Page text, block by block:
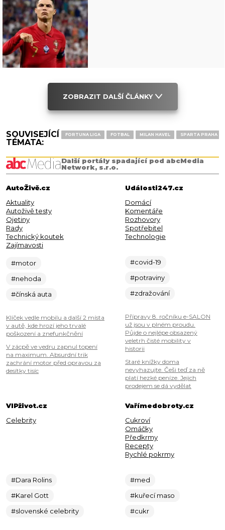
ZOBRAZIT DALŠÍ ČLÁNKY
SOUVISEJÍCÍ
TÉMATA:
FORTUNA LIGA FOTBAL MILAN HAVEL SPARTA PRAHA
Další portály spadající pod abcMedia
Network, s.r.o.
AutoŽivě.cz
Aktuality
Autoživě testy
Ojetiny
Rady
Technický koutek
Zajímavosti
#motor
#nehoda
#čínská auta
Klíček vedle mobilu a další 2 místa
v autě, kde hrozí jeho trvalé
poškození a znefunkčnění
V zácpě ve vedru zapnul topení
na maximum. Absurdní trik
zachrání motor před opravou za
desítky tisíc
Události247.cz
Domácí
Komentáře
Rozhovory
Spotřebitel
Technologie
#covid-19
#potraviny
#zdražování
Přípravy 8. ročníku e-SALON
už jsou v plném proudu.
Půjde o nejlépe obsazený
veletrh čisté mobility v
historii
Staré knížky doma
nevyhazujte. Češi teď za ně
platí hezké peníze. Jejich
prodejem se dá vydělat
VIPživot.cz
Celebrity
#Dara Rolins
#Karel Gott
#slovenské celebrity
Vařímedobroty.cz
Cukroví
Omáčky
Předkrmy
Recepty
Rychlé pokrmy
#med
#kuřecí maso
#cukr